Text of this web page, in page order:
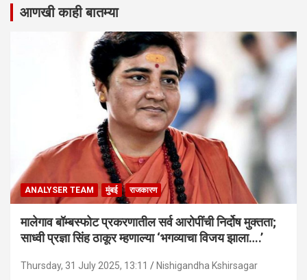
आणखी काही बातम्या
ANALYSER TEAM मुंबई राजकारण
मालेगाव बॉम्बस्फोट प्रकरणातील सर्व आरोपींची निर्दोष मुक्तता;
साध्वी प्रज्ञा सिंह ठाकूर म्हणाल्या ‘भगव्याचा विजय झाला….’
Thursday, 31 July 2025, 13:11 Nishigandha Kshirsagar